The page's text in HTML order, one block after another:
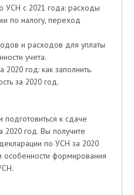
УСН с 2021 года: расходы
по налогу, переход
и расходов для уплаты
учета.
год: как заполнить.
за 2020 год.
к сдаче
2020 год. Вы получите
по УСН за 2020
особенности формирования